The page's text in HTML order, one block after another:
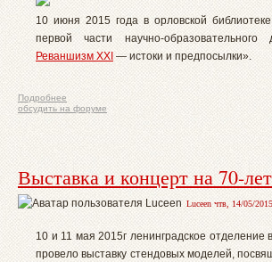
10 июня 2015 года в орловской
первой части научно-
Реваншизм XXI — истоки и предпосылки».
Подробнее
обсудить на форуме
Выставка и концерт на 70-
Luceen чтв, 14/05/
10 и 11 мая 2015г ленинградское
провело выставку стендовых моделей,